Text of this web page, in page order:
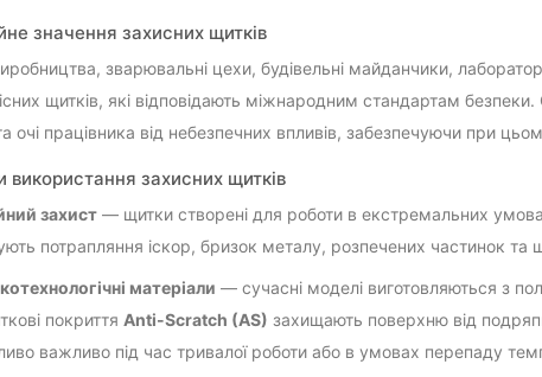
значення захисних щитків
зварювальні цехи, будівельні майданчики,
щитків, які відповідають міжнародним стандартам
очі працівника від небезпечних впливів, забезпечуючи при
використання захисних щитків
захист— щитки створені для роботи в екстремальних
потрапляння іскор, бризок металу, розпечених частинок та
матеріали — сучасні моделі виготовляються з
покриття Anti-Scratch (AS) захищають поверхню від
важливо під час тривалої роботи або в умовах перепаду